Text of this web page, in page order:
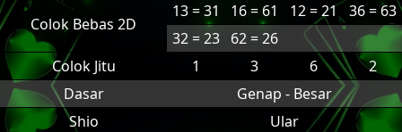
Colok Bebas 2D
13 = 31 16 = 61 12 = 21
36 = 63
32 = 23 62 = 26
Colok Jitu
1 3 6
2
Dasar
Genap - Besar
Shio
Ular